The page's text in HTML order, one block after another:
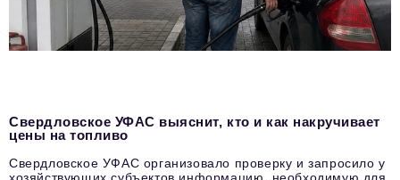
Свердловское УФАС выяснит, кто и как накручивает
цены на топливо
Свердловское УФАС организовало проверку и запросило у
хозяйствующих субъектов информацию, необходимую для